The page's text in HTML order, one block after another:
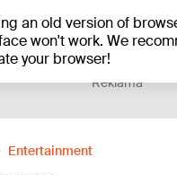
an old version of
won't work. We
your browser!
+16°C
Reklāma
Entertainment